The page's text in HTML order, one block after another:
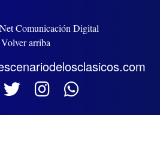
Comunicación Digital
Volver arriba